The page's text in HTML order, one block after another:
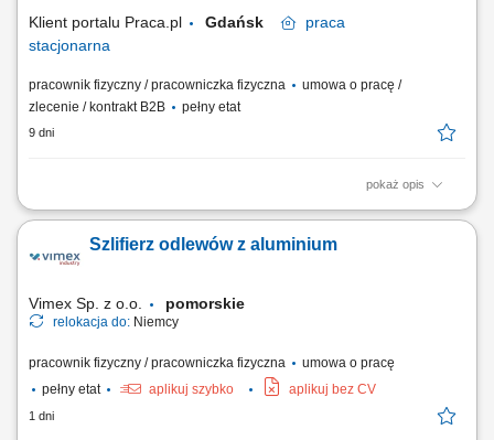
Klient portalu Praca.pl Gdańsk
praca
stacjonarna
pracownik fizyczny / pracowniczka fizyczna
umowa o pracę /
zlecenie / kontrakt B2B
pełny etat
9 dni
pokaż opis
Szlifowanie, szpachlowanie i polerowanie elementów kompozytowych
dalszych etapów produkcji; Kontrola jakości wykonanych prac oraz
usuwanie usterek; Obsługa elektronarzędzi i narzędzi szlifiersko-
Szlifierz odlewów z aluminium
Vimex Sp. z o.o. pomorskie
relokacja do: Niemcy
pracownik fizyczny / pracowniczka fizyczna
umowa o pracę
pełny etat
aplikuj szybko aplikuj bez CV
1 dni